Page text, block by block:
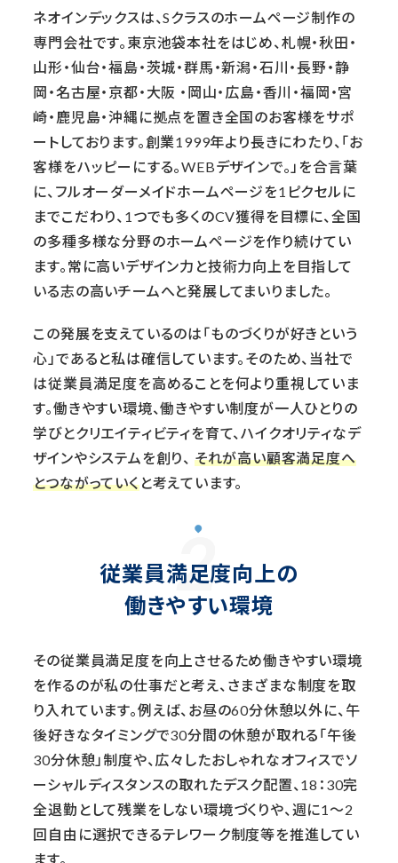
ネオインデックスは、Sクラスのホームページ制作の
専門会社です。東京池袋本社をはじめ、札幌・秋田・
山形・仙台・福島・茨城・群馬・新潟・石川・長野・静
岡・名古屋・京都・大阪 ・岡山・広島・香川・福岡・宮
崎・鹿児島・沖縄に拠点を置き全国のお客様をサポ
ートしております。創業1999年より長きにわたり、「お
客様をハッピーにする。WEBデザインで。」を合言葉
に、フルオーダーメイドホームページを1ピクセルに
までこだわり、1つでも多くのCV獲得を目標に、全国
の多種多様な分野のホームページを作り続けてい
ます。常に高いデザイン力と技術力向上を目指して
いる志の高いチームへと発展してまいりました。
この発展を支えているのは「ものづくりが好きという
心」であると私は確信しています。そのため、当社で
は従業員満足度を高めることを何より重視していま
す。働きやすい環境、働きやすい制度が一人ひとりの
学びとクリエイティビティを育て、ハイクオリティなデ
ザインやシステムを創り、 それが高い顧客満足度へ
とつながっていくと考えています。
従業員満足度向上の
働きやすい環境
その従業員満足度を向上させるため働きやすい環境
を作るのが私の仕事だと考え、さまざまな制度を取
り入れています。例えば、お昼の60分休憩以外に、午
後好きなタイミングで30分間の休憩が取れる「午後
30分休憩」制度や、広々したおしゃれなオフィスでソ
ーシャルディスタンスの取れたデスク配置、18：30完
全退勤として残業をしない環境づくりや、週に1～2
回自由に選択できるテレワーク制度等を推進してい
ます。